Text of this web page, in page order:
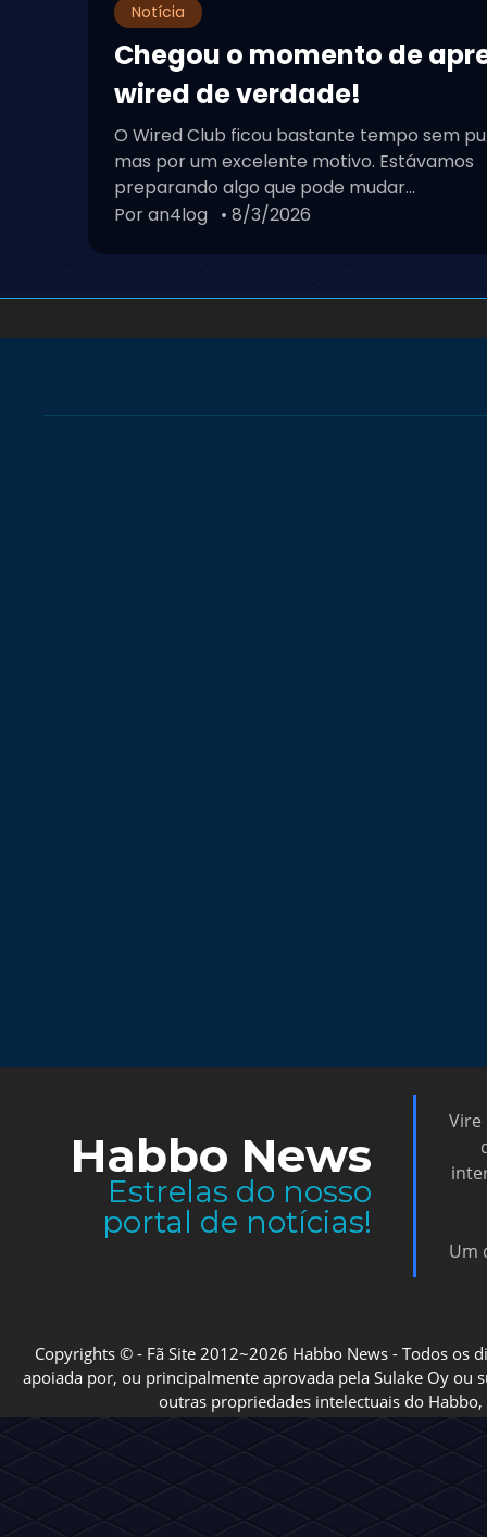
Notícia
Chegou o momento de
wired de verdade!
O Wired Club ficou bastante tempo sem
mas por um excelente motivo. Estávamos
preparando algo que pode mudar...
Por an4log • 8/3/2026
Habbo News
Estrelas do nosso
portal de notícias!
Vire
Um
Copyrights © - Fã Site 2012~2026 Habbo News - Todos os
apoiada por, ou principalmente aprovada pela Sulake Oy ou
outras propriedades intelectuais do